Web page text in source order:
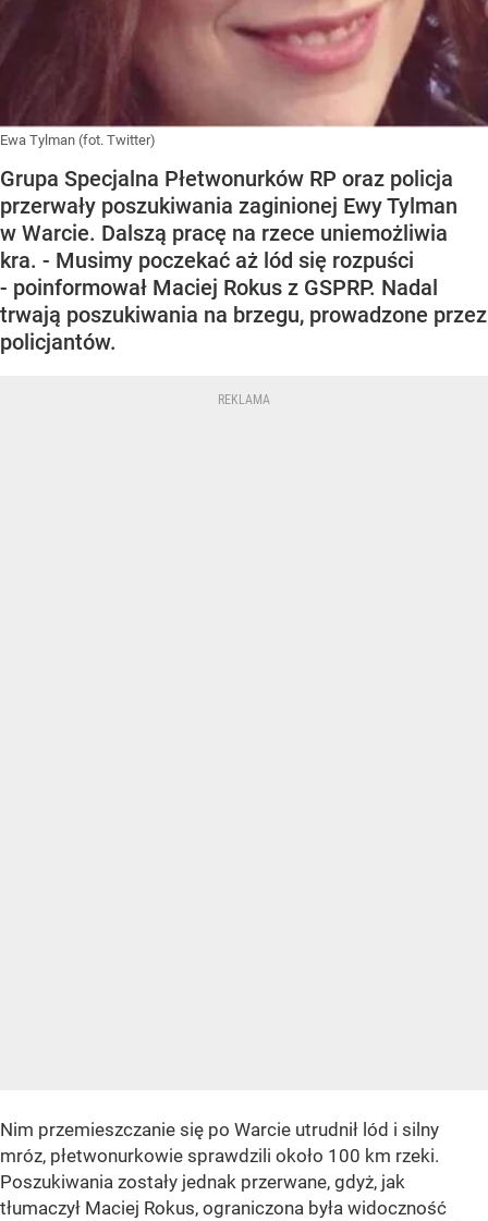
Ewa Tylman (fot. Twitter)
Grupa Specjalna Płetwonurków RP oraz policja
przerwały poszukiwania zaginionej Ewy Tylman
w Warcie. Dalszą pracę na rzece uniemożliwia
kra. - Musimy poczekać aż lód się rozpuści
- poinformował Maciej Rokus z GSPRP. Nadal
trwają poszukiwania na brzegu, prowadzone przez
policjantów.
Nim przemieszczanie się po Warcie utrudnił lód i silny
mróz, płetwonurkowie sprawdzili około 100 km rzeki.
Poszukiwania zostały jednak przerwane, gdyż, jak
tłumaczył Maciej Rokus, ograniczona była widoczność